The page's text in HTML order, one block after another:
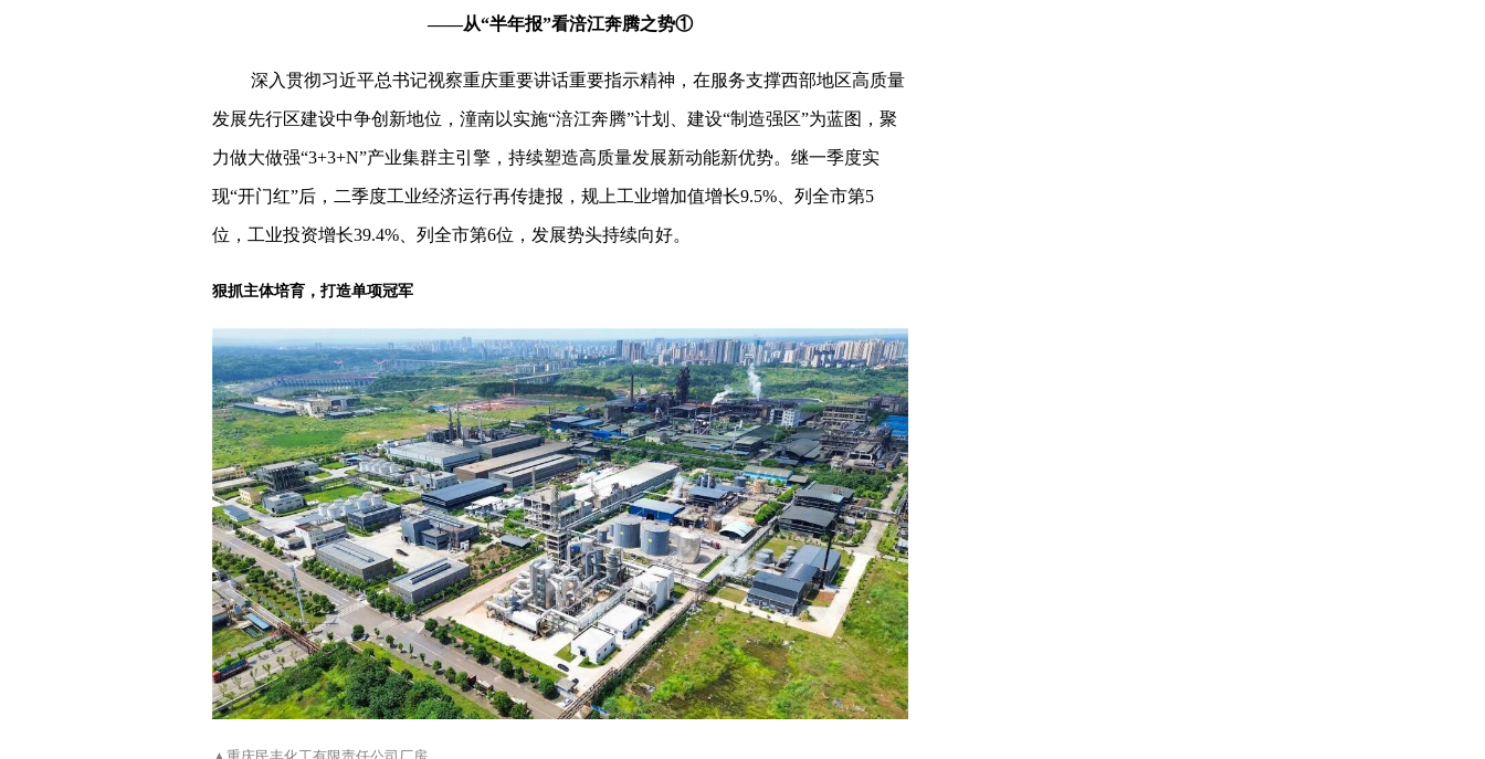
——从“半年报”看涪江奔腾之势①
深入贯彻习近平总书记视察重庆重要讲话重要指示精神，在服务支撑西部地区高质量
发展先行区建设中争创新地位，潼南以实施“涪江奔腾”计划、建设“制造强区”为蓝图，聚
力做大做强“3+3+N”产业集群主引擎，持续塑造高质量发展新动能新优势。继一季度实
现“开门红”后，二季度工业经济运行再传捷报，规上工业增加值增长9.5%、列全市第5
位，工业投资增长39.4%、列全市第6位，发展势头持续向好。
狠抓主体培育，打造单项冠军